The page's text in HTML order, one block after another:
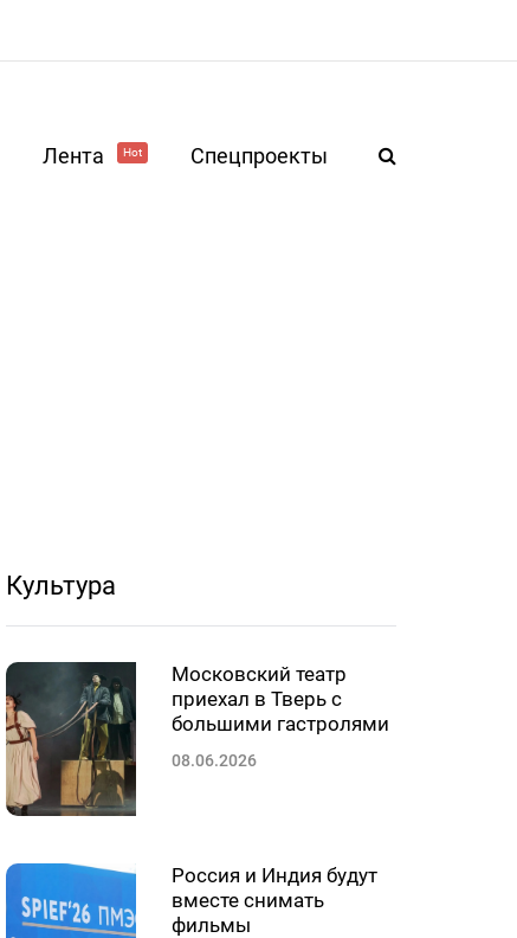
Лента Hot Спецпроекты
Культура
Московский театр
приехал в Тверь с
большими гастролями
08.06.2026
Россия и Индия будут
вместе снимать
фильмы